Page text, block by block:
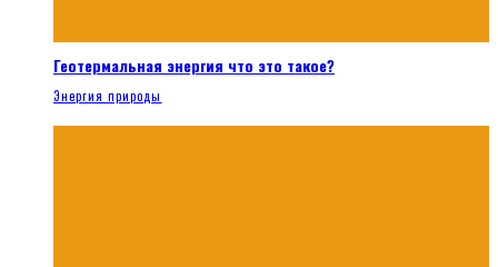
Геотермальная энергия что это такое?
Энергия природы